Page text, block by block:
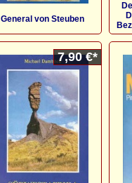
General von Steuben
7,90 €*